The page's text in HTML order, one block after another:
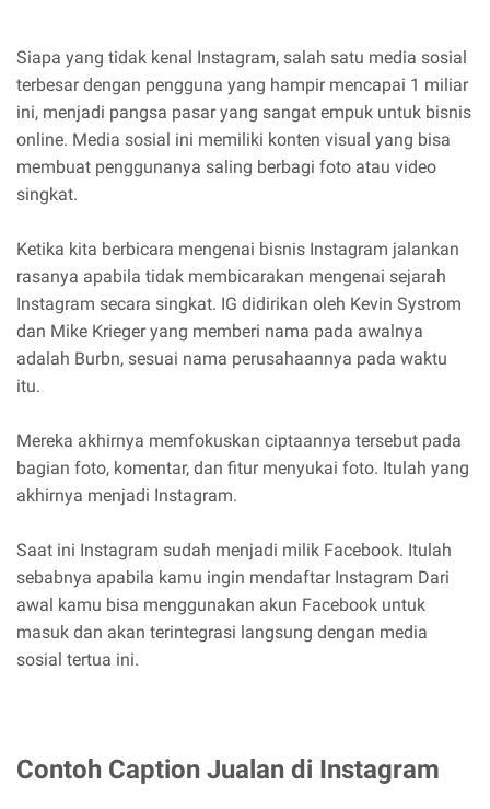
Siapa yang tidak kenal Instagram, salah satu media sosial
terbesar dengan pengguna yang hampir mencapai 1 miliar
ini, menjadi pangsa pasar yang sangat empuk untuk bisnis
online. Media sosial ini memiliki konten visual yang bisa
membuat penggunanya saling berbagi foto atau video
singkat.
Ketika kita berbicara mengenai bisnis Instagram jalankan
rasanya apabila tidak membicarakan mengenai sejarah
Instagram secara singkat. IG didirikan oleh Kevin Systrom
dan Mike Krieger yang memberi nama pada awalnya
adalah Burbn, sesuai nama perusahaannya pada waktu
itu.
Mereka akhirnya memfokuskan ciptaannya tersebut pada
bagian foto, komentar, dan fitur menyukai foto. Itulah yang
akhirnya menjadi Instagram.
Saat ini Instagram sudah menjadi milik Facebook. Itulah
sebabnya apabila kamu ingin mendaftar Instagram Dari
awal kamu bisa menggunakan akun Facebook untuk
masuk dan akan terintegrasi langsung dengan media
sosial tertua ini.
Contoh Caption Jualan di Instagram